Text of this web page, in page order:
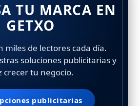
TU MARCA EN
GETXO
miles de lectores cada día.
soluciones publicitarias y
crecer tu negocio.
publicitarias